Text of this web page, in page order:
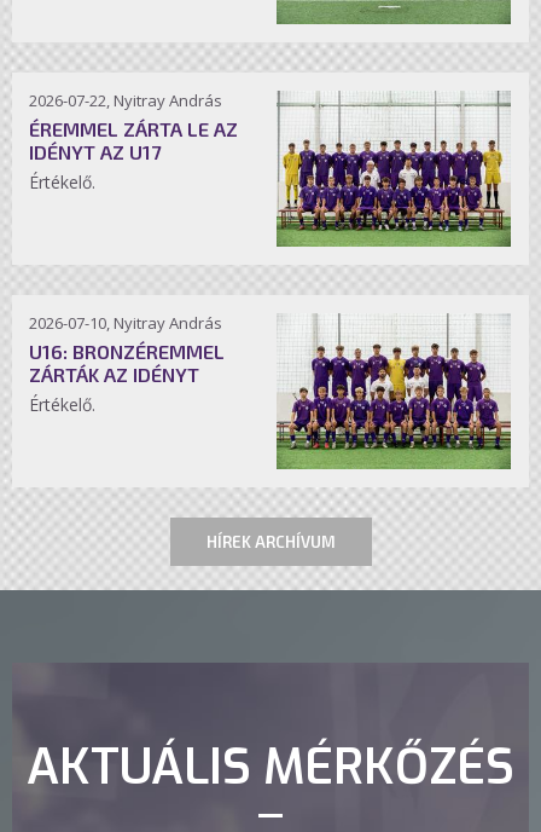
2026-07-22, Nyitray András
ÉREMMEL ZÁRTA LE AZ
IDÉNYT AZ U17
Értékelő.
2026-07-10, Nyitray András
U16: BRONZÉREMMEL
ZÁRTÁK AZ IDÉNYT
Értékelő.
HÍREK ARCHÍVUM
AKTUÁLIS MÉRKŐZÉS